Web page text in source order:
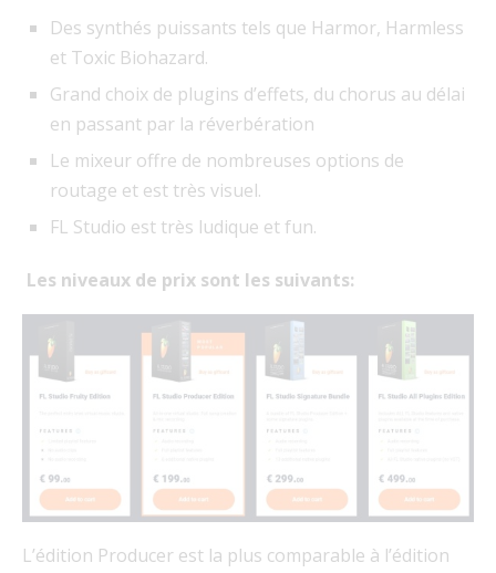
Des synthés puissants tels que Harmor, Harmless
et Toxic Biohazard.
Grand choix de plugins d’effets, du chorus au délai
en passant par la réverbération
Le mixeur offre de nombreuses options de
routage et est très visuel.
FL Studio est très ludique et fun.
Les niveaux de prix sont les suivants:
L’édition Producer est la plus comparable à l’édition